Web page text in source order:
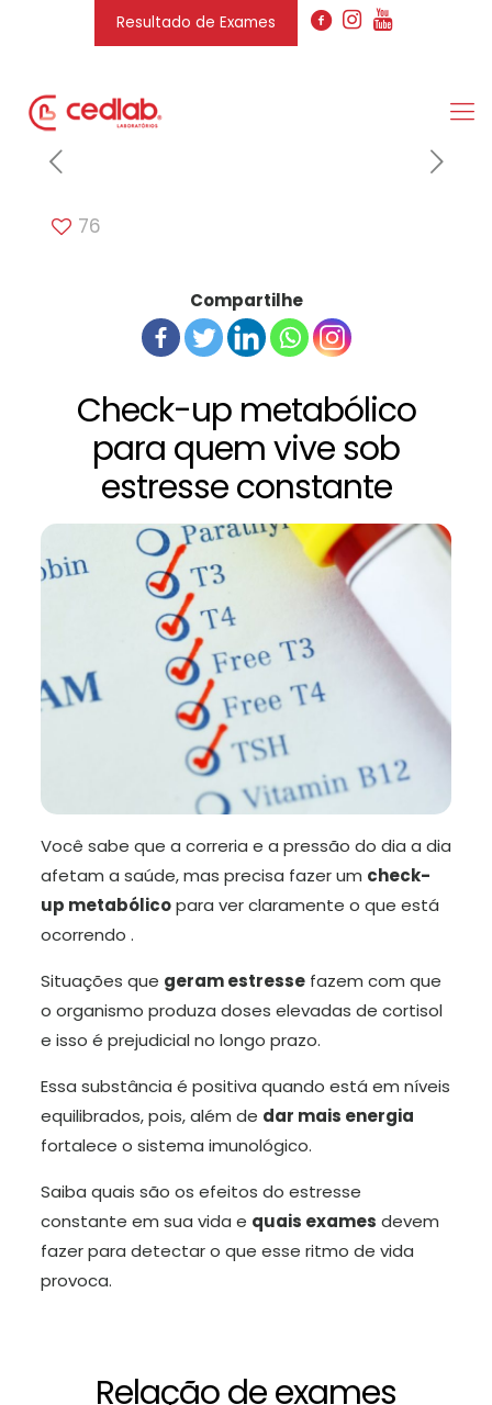
Resultado de Exames
76
Compartilhe
Check-up metabólico
para quem vive sob
estresse constante
Você sabe que a correria e a pressão do dia a dia
afetam a saúde, mas precisa fazer um check-
up metabólicopara ver claramente o que está
ocorrendo .
Situações que geram estressefazem com que
o organismo produza doses elevadas de cortisol
e isso é prejudicial no longo prazo.
Essa substância é positiva quando está em níveis
equilibrados, pois, além de dar mais energia
fortalece o sistema imunológico.
Saiba quais são os efeitos do estresse
constante em sua vida e quais exames devem
fazer para detectar o que esse ritmo de vida
provoca.
Relação de exames